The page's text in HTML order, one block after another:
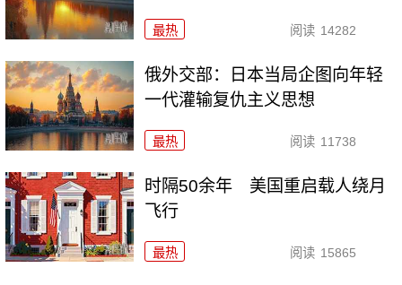
最热 阅读 14282
俄外交部：日本当局企图向年轻
一代灌输复仇主义思想
最热 阅读 11738
时隔50余年 美国重启载人绕月
飞行
最热 阅读 15865